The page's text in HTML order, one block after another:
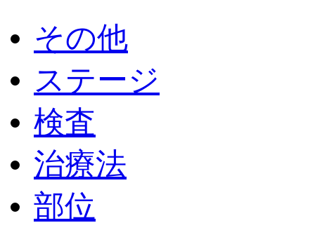
その他
ステージ
検査
治療法
部位